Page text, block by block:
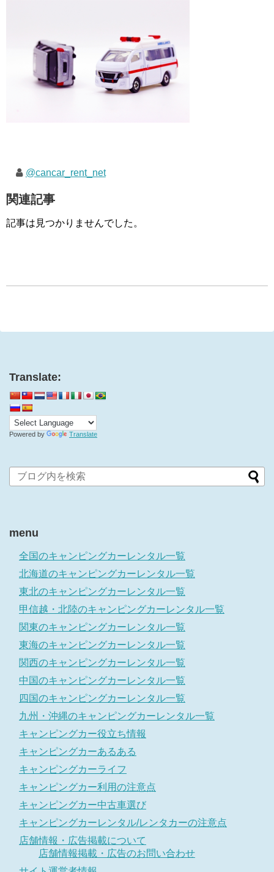
@cancar_rent_net
関連記事
記事は見つかりませんでした。
Translate:
Powered by Translate
menu
全国のキャンピングカーレンタル一覧
北海道のキャンピングカーレンタル一覧
東北のキャンピングカーレンタル一覧
甲信越・北陸のキャンピングカーレンタル一覧
関東のキャンピングカーレンタル一覧
東海のキャンピングカーレンタル一覧
関西のキャンピングカーレンタル一覧
中国のキャンピングカーレンタル一覧
四国のキャンピングカーレンタル一覧
九州・沖縄のキャンピングカーレンタル一覧
キャンピングカー役立ち情報
キャンピングカーあるある
キャンピングカーライフ
キャンピングカー利用の注意点
キャンピングカー中古車選び
キャンピングカーレンタル/レンタカーの注意点
店舗情報・広告掲載について
店舗情報掲載・広告のお問い合わせ